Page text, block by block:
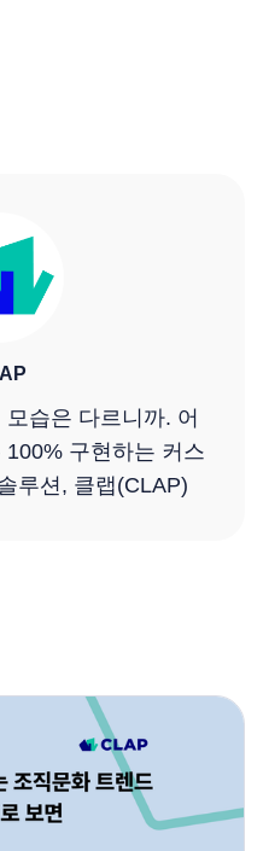
습은 다르니까. 어
구현하는 커스
루션, 클랩(CLAP)